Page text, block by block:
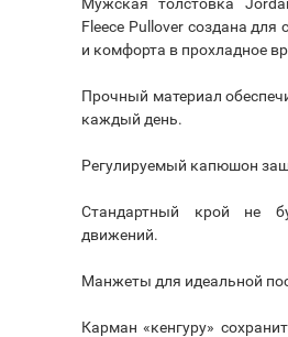
Fleece Pullover создана для
и комфорта в прохладное
Прочный материал
каждый день.
Регулируемый капюшон
Стандартный крой не
движений.
Манжеты для идеальной
Карман «кенгуру»